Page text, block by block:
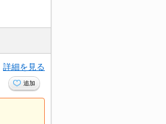
詳細を見る
追加